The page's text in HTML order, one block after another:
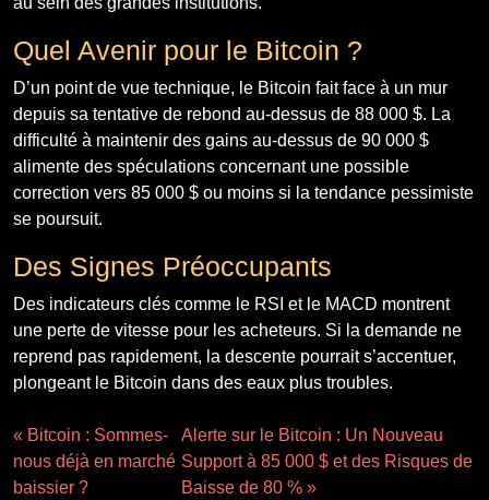
Quel Avenir pour le Bitcoin ?
D’un point de vue technique, le Bitcoin fait face à un mur
depuis sa tentative de rebond au-dessus de 88 000 $. La
difficulté à maintenir des gains au-dessus de 90 000 $
alimente des spéculations concernant une possible
correction vers 85 000 $ ou moins si la tendance pessimiste
se poursuit.
Des Signes Préoccupants
Des indicateurs clés comme le RSI et le MACD montrent
une perte de vitesse pour les acheteurs. Si la demande ne
reprend pas rapidement, la descente pourrait s’accentuer,
plongeant le Bitcoin dans des eaux plus troubles.
« Bitcoin : Sommes-
nous déjà en marché
baissier ?
Alerte sur le Bitcoin : Un Nouveau
Support à 85 000 $ et des Risques de
Baisse de 80 % »